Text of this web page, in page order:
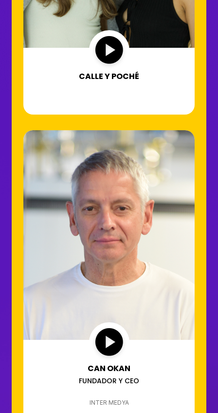
CALLE Y POCHÉ
CAN OKAN
FUNDADOR Y CEO
INTER MEDYA